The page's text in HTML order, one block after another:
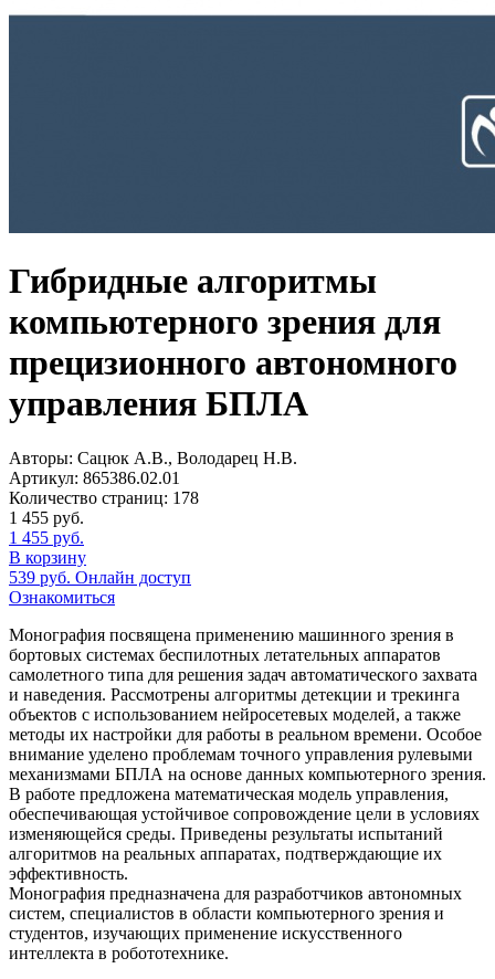
Гибридные алгоритмы
компьютерного зрения для
прецизионного автономного
управления БПЛА
Авторы: Сацюк А.В., Володарец Н.В.
Артикул: 865386.02.01
Количество страниц: 178
1 455 руб.
1 455 руб.
В корзину
539 руб. Онлайн доступ
Ознакомиться
Монография посвящена применению машинного зрения в
бортовых системах беспилотных летательных аппаратов
самолетного типа для решения задач автоматического захвата
и наведения. Рассмотрены алгоритмы детекции и трекинга
объектов с использованием нейросетевых моделей, а также
методы их настройки для работы в реальном времени. Особое
внимание уделено проблемам точного управления рулевыми
механизмами БПЛА на основе данных компьютерного зрения.
В работе предложена математическая модель управления,
обеспечивающая устойчивое сопровождение цели в условиях
изменяющейся среды. Приведены результаты испытаний
алгоритмов на реальных аппаратах, подтверждающие их
эффективность.
Монография предназначена для разработчиков автономных
систем, специалистов в области компьютерного зрения и
студентов, изучающих применение искусственного
интеллекта в робототехнике.